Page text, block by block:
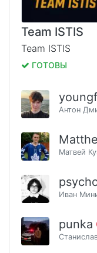
Team ISTIS
Team ISTIS
ГОТОВЫ
Антон
Матвей
Иван
punka